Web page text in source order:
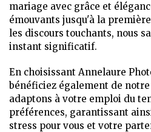
mariage avec grâce et
émouvants jusqu'à la
les discours touchants, nous
instant significatif.
En choisissant Annelaure
bénéficiez également de
adaptons à votre emploi du
préférences, garantissant
stress pour vous et votre